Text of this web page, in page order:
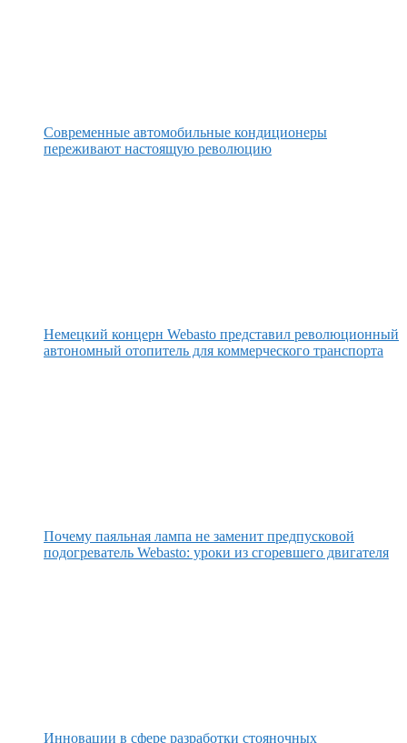
Современные автомобильные кондиционеры
переживают настоящую революцию
Немецкий концерн Webasto представил революционный
автономный отопитель для коммерческого транспорта
Почему паяльная лампа не заменит предпусковой
подогреватель Webasto: уроки из сгоревшего двигателя
Инновации в сфере разработки стояночных